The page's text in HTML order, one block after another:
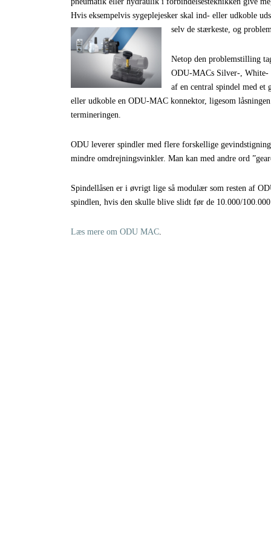
Hvis eksempelvis sygeplejesker skal ind- eller udkoble
selv de stærkeste, og
Netop den problemstilling
ODU-MACs Silver-, White-
af en central spindel med
eller udkoble en ODU-MAC konnektor, ligesom
termineringen.
ODU leverer spindler med flere forskellige
mindre omdrejningsvinkler. Man kan med andre ord
Spindellåsen er i øvrigt lige så modulær som resten af
spindlen, hvis den skulle blive slidt før de 10.000/
Læs mere om ODU MAC